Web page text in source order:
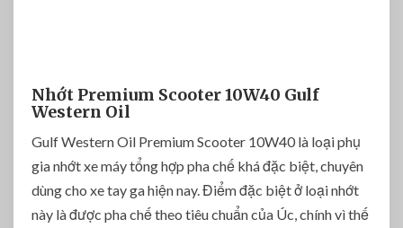
Nhớt Premium Scooter 10W40 Gulf
Western Oil
Gulf Western Oil Premium Scooter 10W40 là loại phụ
gia nhớt xe máy tổng hợp pha chế khá đặc biệt, chuyên
dùng cho xe tay ga hiện nay. Điểm đặc biệt ở loại nhớt
này là được pha chế theo tiêu chuẩn của Úc, chính vì thế